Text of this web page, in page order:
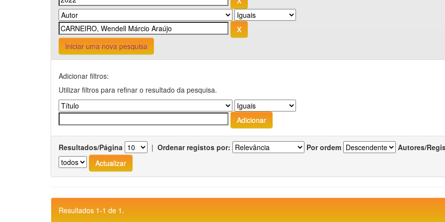
Iniciar uma nova pesquisa
Adicionar filtros:
Utilizar filtros para refinar o resultado da pesquisa.
Resultados/Página | Ordenar registos por: Por ordem Autores/
Resultados 1-1 de 1.